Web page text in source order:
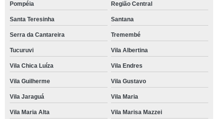
Pompéia Região Central
Santa Teresinha Santana
Serra da Cantareira Tremembé
Tucuruvi Vila Albertina
Vila Chica Luíza Vila Endres
Vila Guilherme Vila Gustavo
Vila Jaraguá Vila Maria
Vila Maria Alta Vila Marisa Mazzei